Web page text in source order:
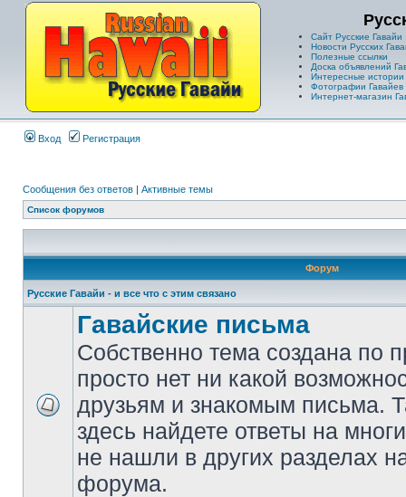
Сайт Русские Гавайи
Новости Русских
Полезные ссылки
Доска объявлений
Интересные истории
Фотографии Гавайев
Интернет-магазин
Вход Регистрация
Сообщения без ответов | Активные темы
Список форумов
Форум
Русские Гавайи - и все что с этим связано
Гавайские письма
Собственно тема создана по
просто нет ни какой
друзьям и знакомым письма.
здесь найдете ответы на
не нашли в других разделах
форума.